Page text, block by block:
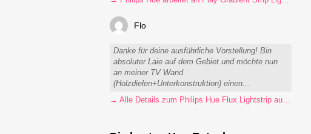
Flo
Danke für deine ausführliche Vorstellung! Bin
absoluter Laie auf dem Gebiet und möchte nun
an meiner TV Wand
(Holzdielen+Unterkonstruktion) einen...
→ Alle Details zum Philips Hue Flux Lightstrip auf einen Blick